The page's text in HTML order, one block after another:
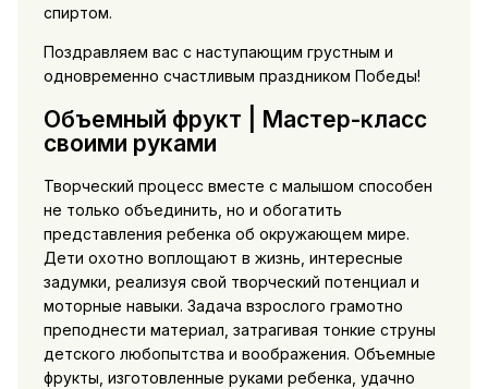
спиртом.
Поздравляем вас с наступающим грустным и
одновременно счастливым праздником Победы!
Объемный фрукт | Мастер-класс
своими руками
Творческий процесс вместе с малышом способен
не только объединить, но и обогатить
представления ребенка об окружающем мире.
Дети охотно воплощают в жизнь, интересные
задумки, реализуя свой творческий потенциал и
моторные навыки. Задача взрослого грамотно
преподнести материал, затрагивая тонкие струны
детского любопытства и воображения. Объемные
фрукты, изготовленные руками ребенка, удачно